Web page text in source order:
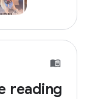
reading